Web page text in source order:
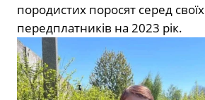
породистих поросят серед своїх
передплатників на 2023 рік.